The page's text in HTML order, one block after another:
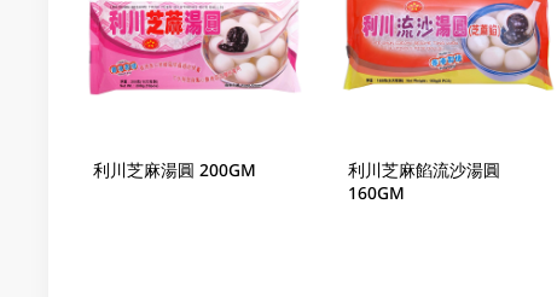
利川芝麻湯圓 200GM
利川芝麻餡流沙湯圓
160GM